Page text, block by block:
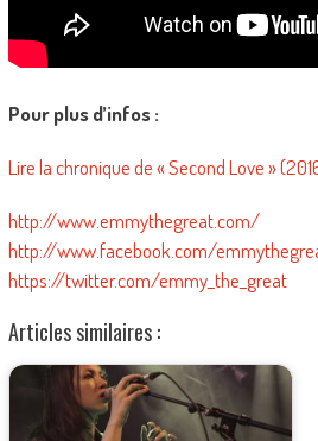
Pour plus d’infos :
Lire la chronique de « Second Love »
http://www.emmythegreat.com/
http://www.facebook.com/
https://twitter.com/emmy_the_great
Articles similaires :